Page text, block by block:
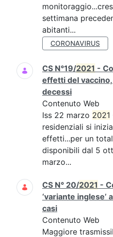
settimana
abitanti...
CORONAVIRUS
CS N°19/2021 -
effetti del
decessi
Contenuto Web
Iss 22 marzo 2021
residenziali si
effetti...per un
disponibili dal 5
marzo...
CS N° 20/2021 -
‘variante inglese’
casi
Contenuto Web
Maggiore